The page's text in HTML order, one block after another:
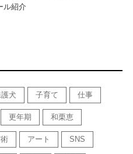
ル紹介
犬 子育て 仕事
更年期 和栗恵
アート SNS